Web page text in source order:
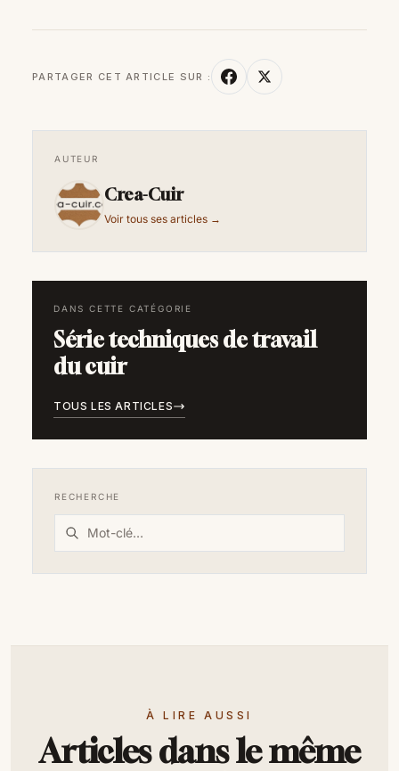
PARTAGER CET ARTICLE SUR :
AUTEUR
Crea-Cuir
Voir tous ses articles →
DANS CETTE CATÉGORIE
Série techniques de travail
du cuir
TOUS LES ARTICLES
RECHERCHE
À LIRE AUSSI
Articles dans le même